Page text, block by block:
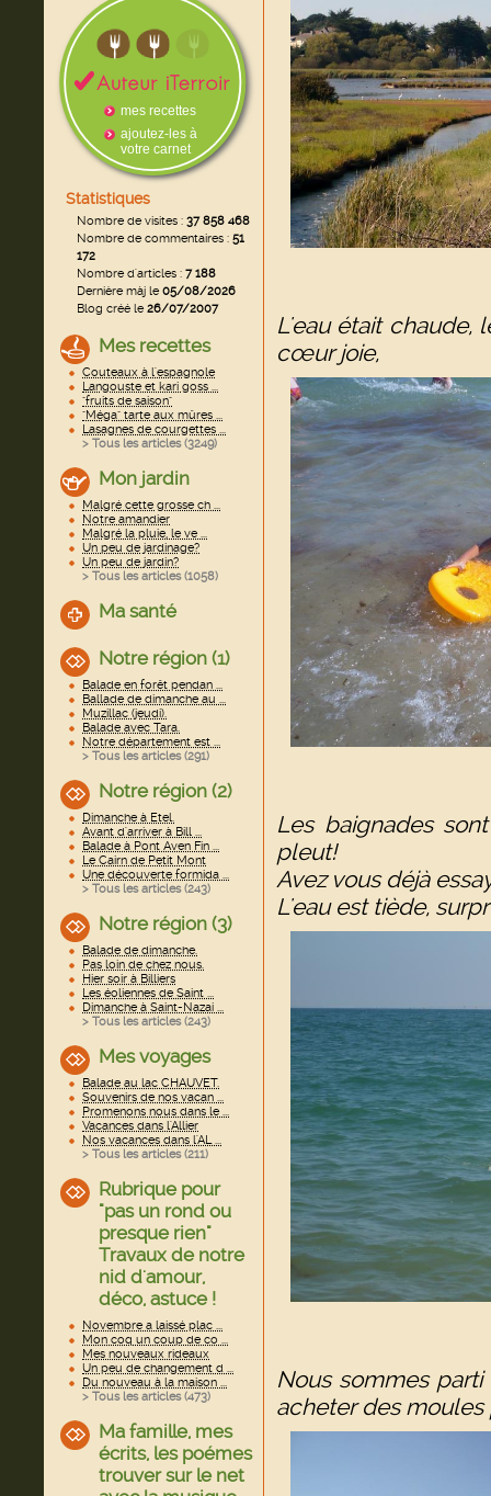
mes recettes
ajoutez-les à
votre carnet
Statistiques
Nombre de visites : 37 858 468
Nombre de commentaires : 51
172
Nombre d'articles : 7 188
Dernière màj le05/08/2026
Blog créé le26/07/2007
Mes recettes
Couteaux à l'espagnole
Langouste et kari goss ...
"fruits de saison"
"Méga" tarte aux mûres ...
Lasagnes de courgettes ...
> Tous les articles (3249)
Mon jardin
Malgré cette grosse ch ...
Notre amandier
Malgré la pluie, le ve ...
Un peu de jardinage?
Un peu de jardin?
> Tous les articles (1058)
Ma santé
Notre région (1)
Balade en forêt pendan ...
Ballade de dimanche au ...
Muzillac (jeudi).
Balade avec Tara.
Notre département est ...
> Tous les articles (291)
Notre région (2)
Dimanche à Etel.
Avant d'arriver à Bill ...
Balade à Pont Aven Fin ...
Le Cairn de Petit Mont
Une découverte formida ...
> Tous les articles (243)
Notre région (3)
Balade de dimanche.
Pas loin de chez nous.
Hier soir à Billiers
Les éoliennes de Saint ...
Dimanche à Saint-Nazai ...
> Tous les articles (243)
Mes voyages
Balade au lac CHAUVET.
Souvenirs de nos vacan ...
Promenons nous dans le ...
Vacances dans l'Allier
Nos vacances dans l'AL ...
> Tous les articles (211)
Rubrique pour
"pas un rond ou
presque rien"
Travaux de notre
nid d'amour,
déco, astuce !
Novembre a laissé plac ...
Mon coq un coup de co ...
Mes nouveaux rideaux
Un peu de changement d ...
Du nouveau à la maison ...
> Tous les articles (473)
Ma famille, mes
écrits, les poémes
trouver sur le net
L'eau était chaude,
cœur joie,
Les baignades
pleut!
Avez vous déjà
L'eau est tiède,
Nous sommes parti
acheter des moules